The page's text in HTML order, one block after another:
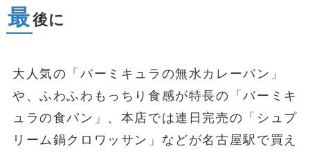
最後に
大人気の「バーミキュラの無水カレーパン」
や、ふわふわもっちり食感が特長の「バーミキ
ュラの食パン」、本店では連日完売の「シュプ
リーム鍋クロワッサン」などが名古屋駅で買え